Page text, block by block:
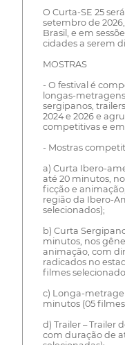
O Curta-SE 25
setembro de
Brasil, e em
cidades a serem
MOSTRAS
- O festival é
longas-
sergipanos,
2024 e 2026 e
competitivas e
- Mostras
a) Curta Ibero-
até 20 minutos,
ficção e
região da Ibero-
selecionados);
b) Curta
minutos, nos
animação, com
radicados no
filmes
c) Longa-
minutos (05
d) Trailer – Trailer
com duração de